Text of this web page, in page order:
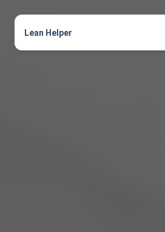
Lean Helper